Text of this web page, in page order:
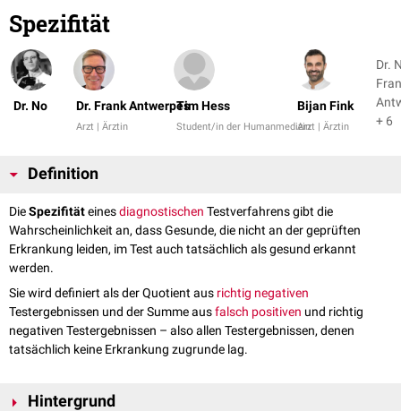
Spezifität
Dr. No Dr. Frank Antwerpes
Arzt | Ärztin
Tim Hess
Student/in der Humanmedizin
Bijan Fink
Arzt | Ärztin
Dr.
+ 6
Definition
DieSpezifitäteinesdiagnostischen Testverfahrens gibt die
Wahrscheinlichkeit an, dass Gesunde, die nicht an der geprüften
Erkrankung leiden, im Test auch tatsächlich als gesund erkannt
werden.
Sie wird definiert als der Quotient aus richtig negativen
Testergebnissen und der Summe ausfalsch positiven und richtig
negativen Testergebnissen – also allen Testergebnissen, denen
tatsächlich keine Erkrankung zugrunde lag.
Hintergrund